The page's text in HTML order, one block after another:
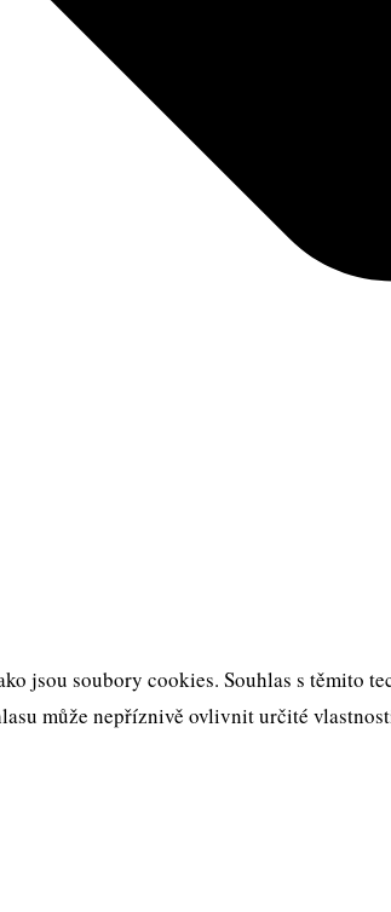
jsou soubory cookies. Souhlas s těmito
může nepříznivě ovlivnit určité